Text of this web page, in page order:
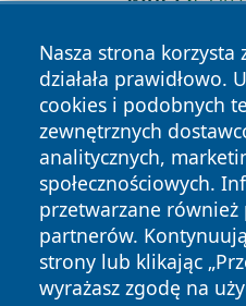
Nasza strona
działała prawidłowo.
cookies i podobnych
zewnętrznych
analitycznych,
społecznościowych.
przetwarzane również
partnerów.
strony lub klikając
wyrażasz zgodę na
Copyright © 2026
zastrzeżone.
Polityka